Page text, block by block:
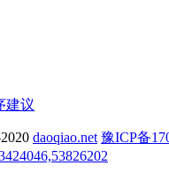
建议
daoqiao.net 豫ICP备